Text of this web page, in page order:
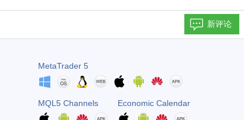
新评论
MetaTrader 5
MQL5 Channels Economic Calendar